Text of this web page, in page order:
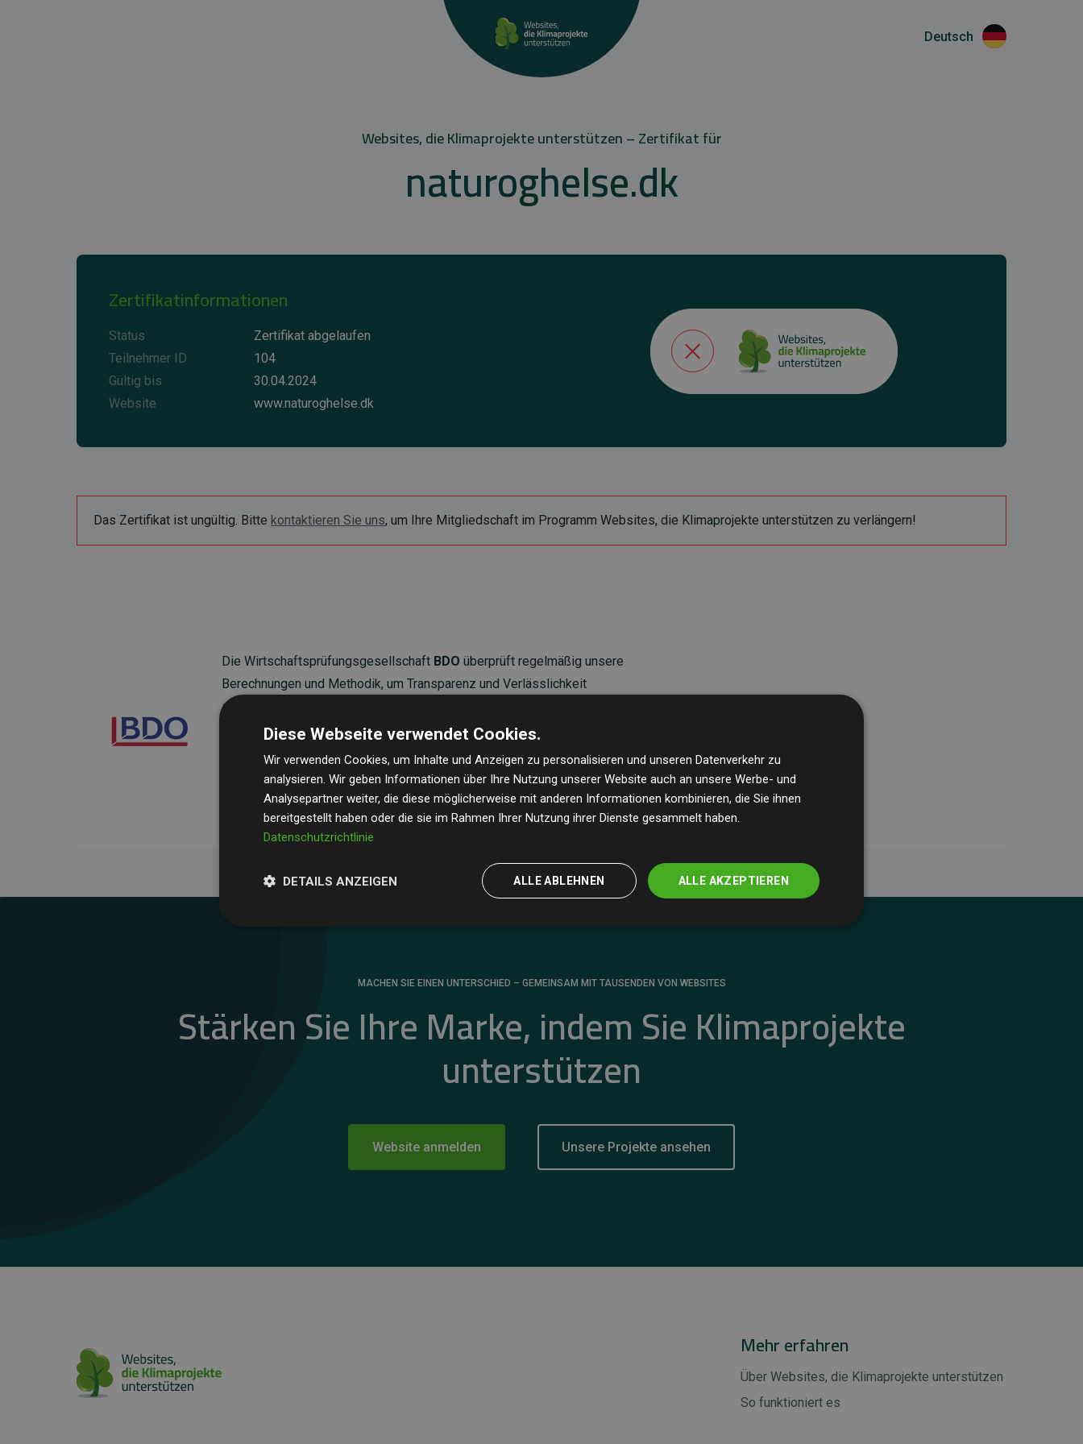
Deutsch
Websites, die Klimaprojekte unterstützen – Zertifikat für
naturoghelse.dk
Zertifikatinformationen
Status
Zertifikat abgelaufen
Teilnehmer ID
104
Gültig bis
30.04.2024
Website
www.naturoghelse.dk
Das Zertifikat ist ungültig. Bitte kontaktieren Sie uns, um Ihre Mitgliedschaft im Programm Websites, die Klimaprojekte unterstützen zu verlängern!
Die Wirtschaftsprüfungsgesellschaft BDO überprüft regelmäßig unsere
Berechnungen und Methodik, um Transparenz und Verlässlichkeit
sicherzustellen.
Ihre Prüfungen belegen, dass unsere Investitionen in Klimaschutzprojekte im
Durchschnitt200 % der geschätzten CO₂-Emissionender teilnehmenden
Websites kompensieren – ein klarer Nachweis für die messbare Klimawirkung
unseres Ansatzes.
MACHEN SIE EINEN UNTERSCHIED – GEMEINSAM MIT TAUSENDEN VON WEBSITES
Stärken Sie Ihre Marke, indem Sie Klimaprojekte
unterstützen
Website anmelden Unsere Projekte ansehen
Mehr erfahren
Über Websites, die Klimaprojekte unterstützen
So funktioniert es
Diese Webseite verwendet Cookies.
Wir verwenden Cookies, um Inhalte und Anzeigen zu personalisieren und unseren Datenverkehr zu
analysieren. Wir geben Informationen über Ihre Nutzung unserer Website auch an unsere Werbe- und
Analysepartner weiter, die diese möglicherweise mit anderen Informationen kombinieren, die Sie ihnen
bereitgestellt haben oder die sie im Rahmen Ihrer Nutzung ihrer Dienste gesammelt haben.
Datenschutzrichtlinie
ALLE AKZEPTIEREN
ALLE ABLEHNEN
DETAILS ANZEIGEN